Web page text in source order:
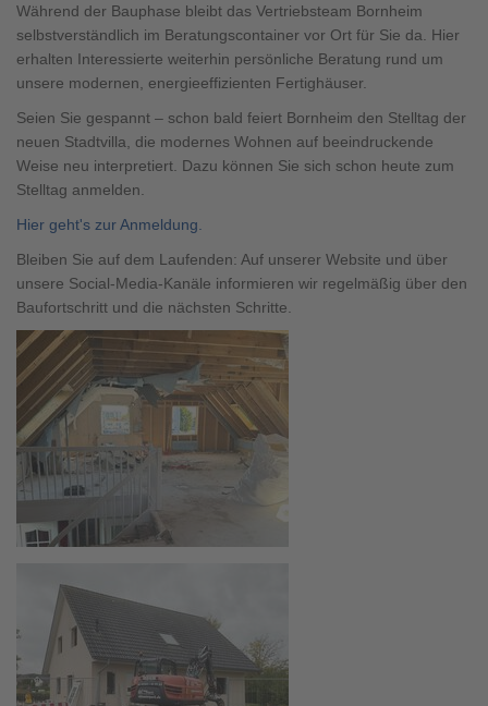
Während der Bauphase bleibt das Vertriebsteam Bornheim
selbstverständlich im Beratungscontainer vor Ort für Sie da. Hier
erhalten Interessierte weiterhin persönliche Beratung rund um
unsere modernen, energieeffizienten Fertighäuser.
Seien Sie gespannt – schon bald feiert Bornheim den Stelltag der
neuen Stadtvilla, die modernes Wohnen auf beeindruckende
Weise neu interpretiert. Dazu können Sie sich schon heute zum
Stelltag anmelden.
Hier geht's zur Anmeldung.
Bleiben Sie auf dem Laufenden: Auf unserer Website und über
unsere Social-Media-Kanäle informieren wir regelmäßig über den
Baufortschritt und die nächsten Schritte.